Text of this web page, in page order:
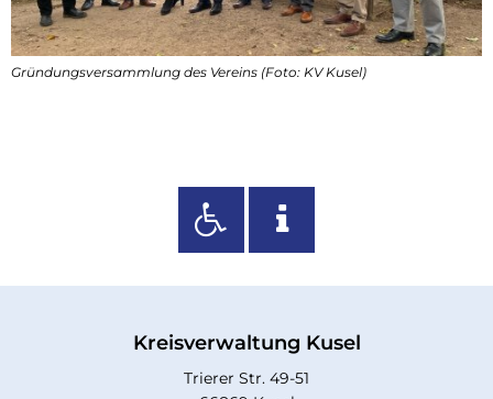
Gründungsversammlung des Vereins (Foto: KV Kusel)
Kreisverwaltung Kusel
Trierer Str. 49-51